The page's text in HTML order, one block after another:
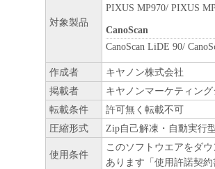
対象製品
PIXUS MP970/ PIXUS
CanoScan
CanoScan LiDE 90/
作成者
キヤノン株式会社
掲載者
キヤノンマーケティン
転載条件
許可無く転載不可
圧縮形式
Zip自己解凍・自動実行
使用条件
このソフトウエアをダ
あります「使用許諾契